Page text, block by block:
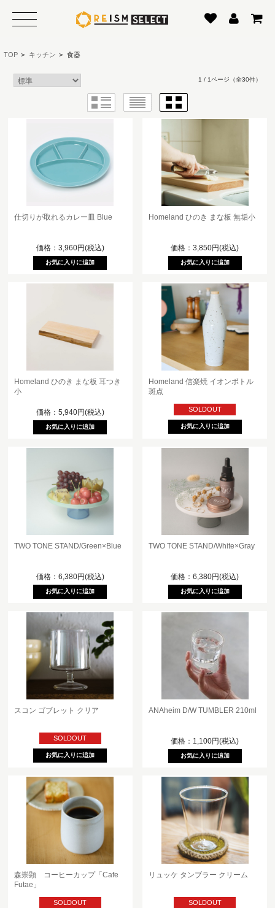
TOP > キッチン > 食器
1 / 1ページ （全30件）
仕切りが取れるカレー皿 Blue
価格：3,960円(税込)
Homeland ひのき まな板 無垢小
価格：3,850円(税込)
Homeland ひのき まな板 耳つき
小
価格：5,940円(税込)
Homeland 信楽焼 イオンボトル
斑点
SOLDOUT
TWO TONE STAND/Green×Blue
価格：6,380円(税込)
TWO TONE STAND/White×Gray
価格：6,380円(税込)
スコン ゴブレット クリア
SOLDOUT
ANAheim D/W TUMBLER 210ml
価格：1,100円(税込)
森崇顕 コーヒーカップ「Cafe
Futae」
SOLDOUT
リュッケ タンブラー クリーム
SOLDOUT